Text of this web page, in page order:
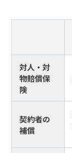
対人・対
物賠償保
険
契約者の
補償